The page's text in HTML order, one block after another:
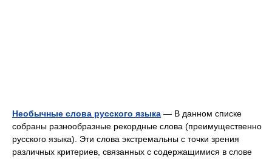
Необычные слова русского языка — В данном списке
собраны разнообразные рекордные слова (преимущественно
русского языка). Эти слова экстремальны с точки зрения
различных критериев, связанных с содержащимися в слове